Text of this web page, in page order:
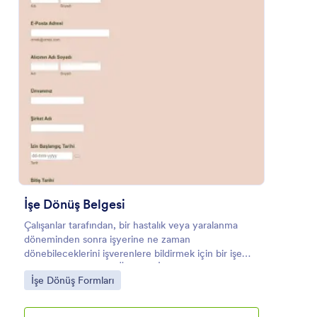
İşe Dönüş Belgesi
Çalışanlar tarafından, bir hastalık veya yaralanma
döneminden sonra işyerine ne zaman
dönebileceklerini işverenlere bildirmek için bir işe
dönüş belgesi yazılır. Ücretsiz İşe Dönüş Belgesi
Formu, işvereninize göndermek üzere hızlı bir
oluşturmanıza olanak tanır. Başlamak için bir form
Go to Category:
İşe Dönüş Formları